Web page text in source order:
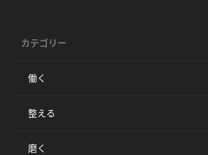
カテゴリー
働く
整える
磨く